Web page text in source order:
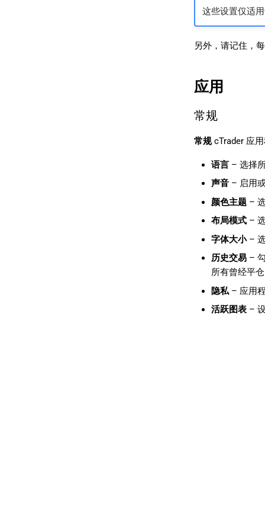
这些设置仅适
另外，请记住，
应用
常规
常规cTrader 应
语言– 选择
声音– 启用
颜色主题–
布局模式– 选
字体大小–
历史交易–
所有曾经平
隐私– 应用
活跃图表– 设